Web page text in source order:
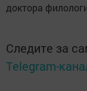
доктора
Следите за
Telegram-